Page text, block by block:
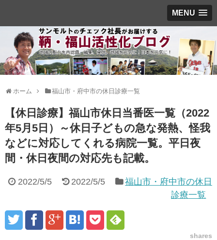
MENU
ホーム 福山市・府中市の休日診療一覧
【休日診療】福山市休日当番医一覧（2022
年5月5日）～休日子どもの急な発熱、怪我
などに対応してくれる病院一覧。平日夜
間・休日夜間の対応先も記載。
2022/5/5 2022/5/5
福山市・府中市の休日
診療一覧
shares